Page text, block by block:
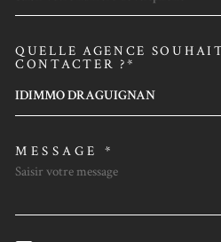
QUELLE AGENCE
CONTACTER ?*
IDIMMO DRAGUIGNAN
MESSAGE *